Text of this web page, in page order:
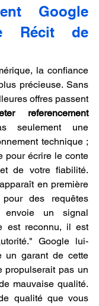
Google
Récit de
la confiance
précieuse. Sans
offres passent
referencement
seulement une
technique ;
pour écrire le conte
de votre fiabilité.
en première
des requêtes
envoie un signal
est reconnu, il est
Google lui-
un garant de cette
propulserait pas un
mauvaise qualité.
qualité que vous